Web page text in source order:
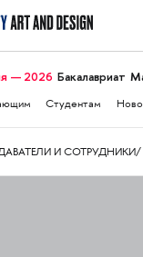
— 2026 Бакалавриат
Студентам
И СОТРУДНИКИ